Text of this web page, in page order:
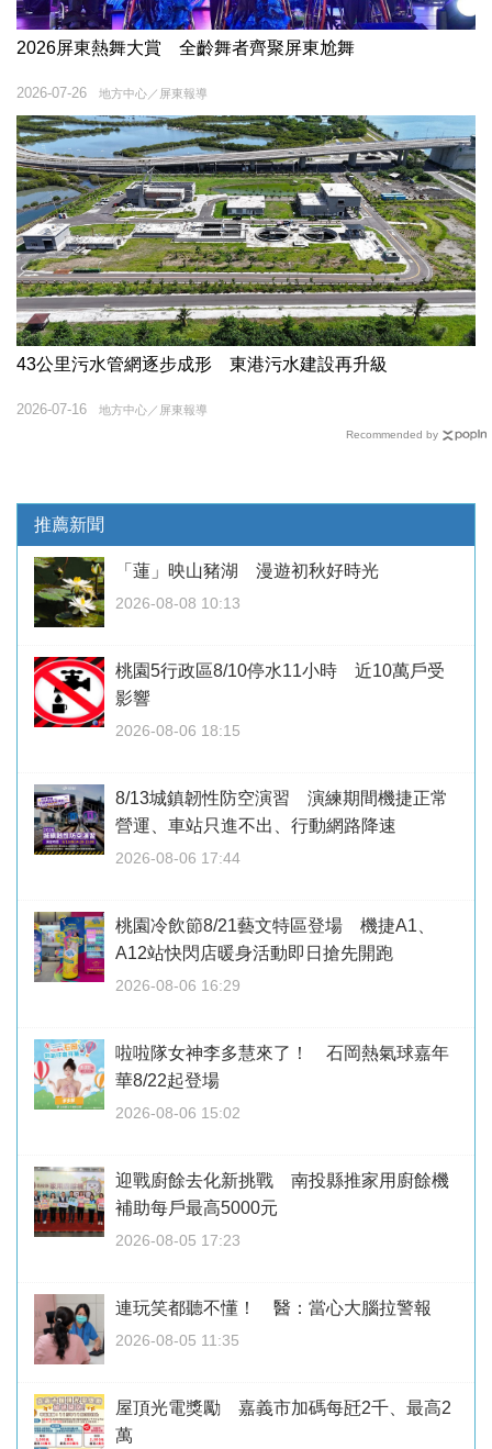
2026屏東熱舞大賞 全齡舞者齊聚屏東尬舞
地方中心／屏東報導
2026-07-26
43公里污水管網逐步成形 東港污水建設再升級
地方中心／屏東報導
2026-07-16
Recommended by
推薦新聞
「蓮」映山豬湖 漫遊初秋好時光
2026-08-08 10:13
桃園5行政區8/10停水11小時 近10萬戶受
影響
2026-08-06 18:15
8/13城鎮韌性防空演習 演練期間機捷正常
營運、車站只進不出、行動網路降速
2026-08-06 17:44
桃園冷飲節8/21藝文特區登場 機捷A1、
A12站快閃店暖身活動即日搶先開跑
2026-08-06 16:29
啦啦隊女神李多慧來了！ 石岡熱氣球嘉年
華8/22起登場
2026-08-06 15:02
迎戰廚餘去化新挑戰 南投縣推家用廚餘機
補助每戶最高5000元
2026-08-05 17:23
連玩笑都聽不懂！ 醫：當心大腦拉警報
2026-08-05 11:35
屋頂光電獎勵 嘉義市加碼每瓩2千、最高2
萬